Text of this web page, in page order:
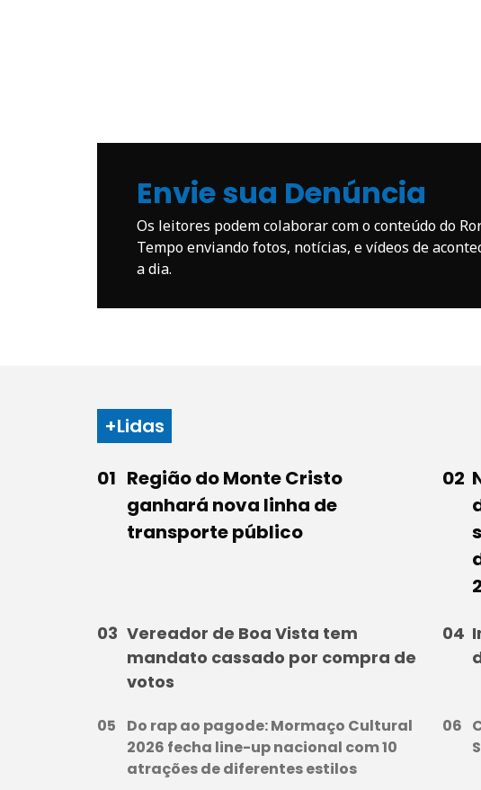
Envie sua Denúncia
Os leitores podem colaborar com o conteúdo do
Tempo enviando fotos, notícias, e vídeos de
a dia.
+Lidas
Região do Monte Cristo
ganhará nova linha de
transporte público
Vereador de Boa Vista tem
mandato cassado por compra de
votos
Do rap ao pagode: Mormaço Cultural
2026 fecha line-up nacional com 10
atrações de diferentes estilos